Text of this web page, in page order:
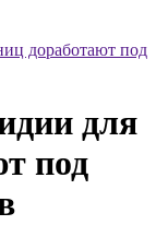
доработают под
для
под